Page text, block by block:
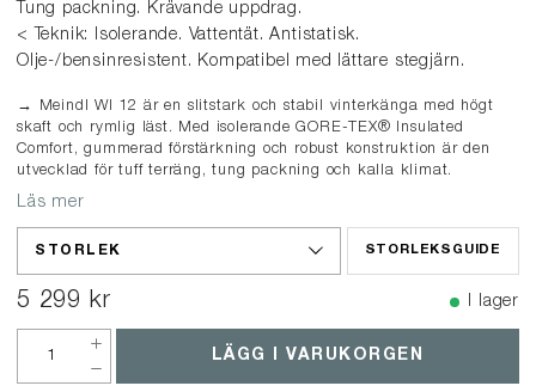
Tung packning. Krävande uppdrag.
< Teknik: Isolerande. Vattentät. Antistatisk.
Olje-/bensinresistent. Kompatibel med lättare stegjärn.
→ Meindl WI 12 är en slitstark och stabil vinterkänga med högt
skaft och rymlig läst. Med isolerande GORE-TEX® Insulated
Comfort, gummerad förstärkning och robust konstruktion är den
utvecklad för tuff terräng, tung packning och kalla klimat.
Läs mer
STORLEKSGUIDE
STORLEK
5 299 kr I lager
LÄGG I VARUKORGEN